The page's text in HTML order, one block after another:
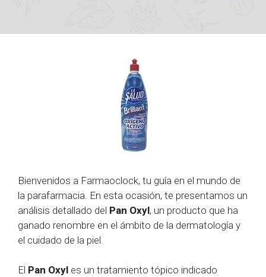
Bienvenidos a Farmaoclock, tu guía en el mundo de
la parafarmacia. En esta ocasión, te presentamos un
análisis detallado del Pan Oxyl, un producto que ha
ganado renombre en el ámbito de la dermatología y
el cuidado de la piel.
El Pan Oxyl es un tratamiento tópico indicado